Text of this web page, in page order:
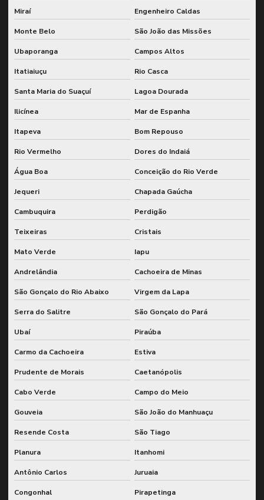
Miraí Engenheiro Caldas
Monte Belo São João das Missões
Ubaporanga Campos Altos
Itatiaiuçu Rio Casca
Santa Maria do Suaçuí Lagoa Dourada
Ilicínea Mar de Espanha
Itapeva Bom Repouso
Rio Vermelho Dores do Indaiá
Água Boa Conceição do Rio Verde
Jequeri Chapada Gaúcha
Cambuquira Perdigão
Teixeiras Cristais
Mato Verde Iapu
Andrelândia Cachoeira de Minas
São Gonçalo do Rio Abaixo Virgem da Lapa
Serra do Salitre São Gonçalo do Pará
Ubaí Piraúba
Carmo da Cachoeira Estiva
Prudente de Morais Caetanópolis
Cabo Verde Campo do Meio
Gouveia São João do Manhuaçu
Resende Costa São Tiago
Planura Itanhomi
Antônio Carlos Juruaia
Congonhal Pirapetinga